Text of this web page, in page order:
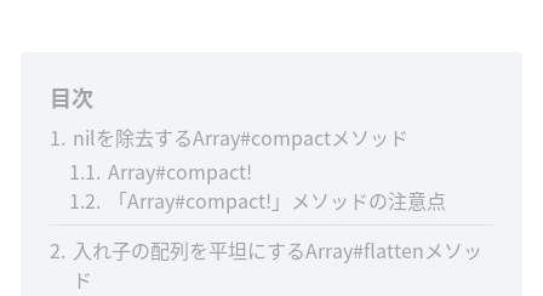
目次
1 nilを除去するArray#compactメソッド
1.1 Array#compact!
1.2
「Array#compact!」メソッドの注意点
2 入れ子の配列を平坦にするArray#flattenメソッ
ド